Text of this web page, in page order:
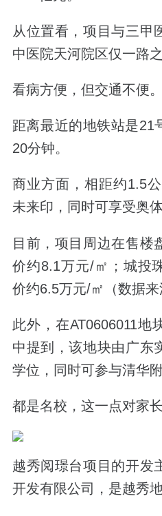
从位置看，项目与三甲
中医院天河院区仅一路之
看病方便，但交通不便。
距离最近的地铁站是21
20分钟。
商业方面，相距约1.5
未来印，同时可享受奥
目前，项目周边在售楼
价约8.1万元/㎡； 城投
价约6.5万元/㎡
（数据
此外，在AT0606011地
中提到，该地块由广东
学位， 同时可参与清华
都是名校，这一点对家
越秀阅璟台项目 的开发
开发有限公司，是越秀